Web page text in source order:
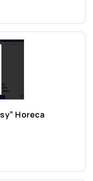
Horeca